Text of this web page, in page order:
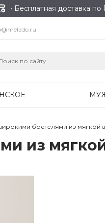
• Бесплатная доставка
бретелями из мягкой
из